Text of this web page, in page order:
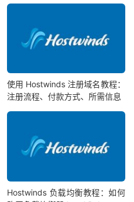
使用 Hostwinds 注册域名教程：
注册流程、付款方式、所需信息
Hostwinds 负载均衡教程：如何